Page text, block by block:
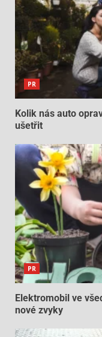
PR
Kolik nás auto
ušetřit
PR
Elektromobil ve
nové zvyky